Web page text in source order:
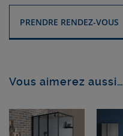
PRENDRE RENDEZ-VOUS
Vous aimerez aussi…